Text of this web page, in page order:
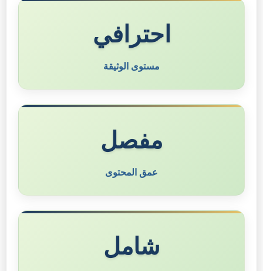
احترافي
مستوى الوثيقة
مفصل
عمق المحتوى
شامل